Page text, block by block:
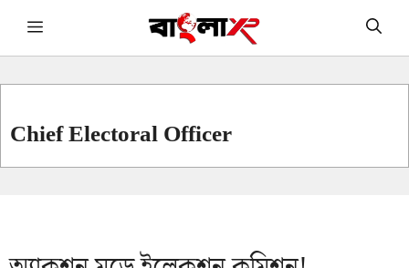
Skip Menu
Chief Electoral Officer